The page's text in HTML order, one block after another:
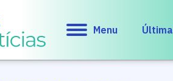
Menu